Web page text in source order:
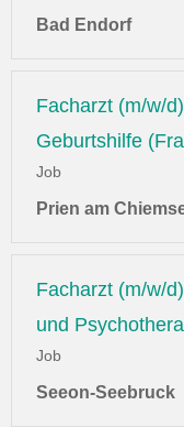
Bad Endorf
Facharzt (m/w/
Geburtshilfe
Job
Prien am
Facharzt (m/w/
und
Job
Seeon-Seebruck